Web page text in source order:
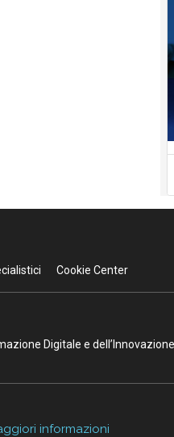
Cookie Center
Digitale e
informazioni